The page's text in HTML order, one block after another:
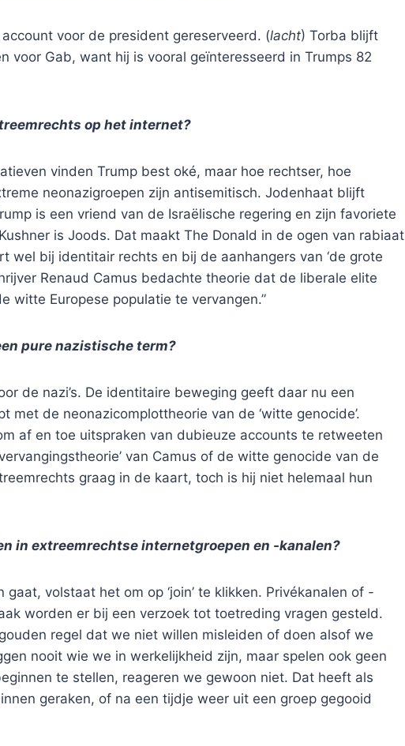
voor de president gereserveerd. (lacht) Torba blijft
voor Gab, want hij is vooral geïnteresseerd in Trumps 82
op het internet?
vinden Trump best oké, maar hoe rechtser, hoe
neonazigroepen zijn antisemitisch. Jodenhaat blijft
is een vriend van de Israëlische regering en zijn favoriete
is Joods. Dat maakt The Donald in de ogen van rabiaat
wel bij identitair rechts en bij de aanhangers van ‘de grote
Renaud Camus bedachte theorie dat de liberale elite
witte Europese populatie te vervangen.”
pure nazistische term?
de nazi’s. De identitaire beweging geeft daar nu een
met de neonazicomplottheorie van de ‘witte genocide’.
af en toe uitspraken van dubieuze accounts te retweeten
van Camus of de witte genocide van de
graag in de kaart, toch is hij niet helemaal hun
in extreemrechtse internetgroepen en -kanalen?
volstaat het om op ‘join’ te klikken. Privékanalen of -
worden er bij een verzoek tot toetreding vragen gesteld.
regel dat we niet willen misleiden of doen alsof we
nooit wie we in werkelijkheid zijn, maar spelen ook geen
te stellen, reageren we gewoon niet. Dat heeft als
geraken, of na een tijdje weer uit een groep gegooid